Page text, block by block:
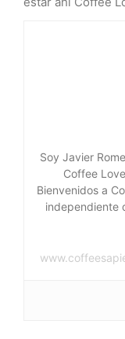
Soy Javier
Coffee
Bienvenidos a
independiente